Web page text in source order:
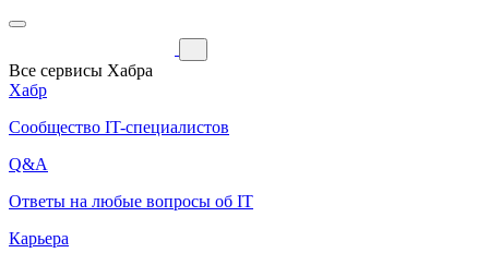
Все сервисы Хабра
Хабр
Сообщество IT-специалистов
Q&A
Ответы на любые вопросы об IT
Карьера